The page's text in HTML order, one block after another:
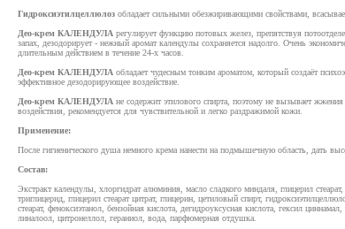
Гидроксиэтилцеллюлоз обладает сильными обезжиривающими свойствами,
Део-крем КАЛЕНДУЛА регулирует функцию потовых желез, препятствуя
запах, дезодорирует - нежный аромат календулы сохраняется надолго. Очень
длительным действием в течение 24-х часов.
Део-крем КАЛЕНДУЛА обладает чудесным тонким ароматом, который создаёт
эффективное дезодорирующее воздействие.
Део-крем КАЛЕНДУЛА не содержит этилового спирта, поэтому не вызывает
воздействия, рекомендуется для чувствительной и легко раздражимой кожи.
Применение:
После гигиенического душа немного крема нанести на подмышечную область, дать
Состав:
Экстракт календулы, хлоргидрат алюминия, масло сладкого миндаля, глицерил
триглицерид, глицерил стеарат цитрат, глицерин, цетиловый спирт,
стеарат, феноксиэтанол, бензойная кислота, дегидроуксусная кислота, гексил
линалоол, цитронеллол, гераниол, вода, парфюмерная отдушка.